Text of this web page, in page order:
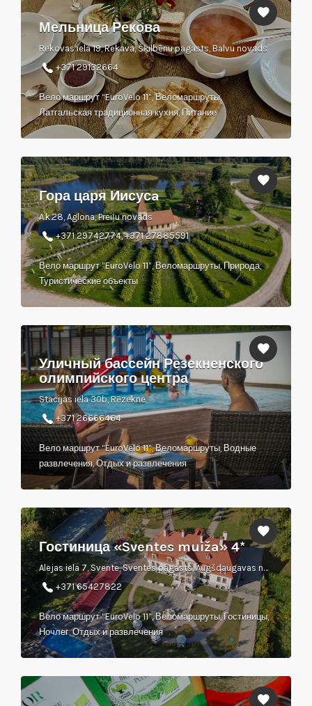
Мельница Рекова
Rekovas iela 19, Rekava, Šķilbēnu pagasts, Balvu novads
+371 29132664
Вело маршрут “EuroVelo 11”, Веломаршруты,
Латгальская традиционная кухня, Питание
Гора царя Иисусa
A.k.28, Aglona, Preiļu novads
+371 29742774, +371 27885591
Вело маршрут “EuroVelo 11”, Веломаршруты, Природа,
Туристические объекты
Уличный бассейн Резекненского
олимпийского центра
Stacijas iela 30b, Rēzekne
+371 26666464
Вело маршрут “EuroVelo 11”, Веломаршруты, Водные
развлечения, Отдых и развлечения
Гостиница «Sventes muiža» 4*
Alejas iela 7, Svente, Sventes pagasts, Augšdaugavas novads
+371 65427822
Вело маршрут “EuroVelo 11”, Веломаршруты, Гостиницы,
Ночлег, Отдых и развлечения